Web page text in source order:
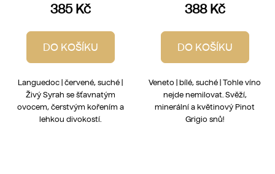
385 Kč
DO KOŠÍKU
Languedoc | červené, suché |
Živý Syrah se šťavnatým
ovocem, čerstvým kořením a
lehkou divokostí.
388 Kč
DO KOŠÍKU
Veneto | bílé, suché | Tohle víno
nejde nemilovat. Svěží,
minerální a květinový Pinot
Grigio snů!